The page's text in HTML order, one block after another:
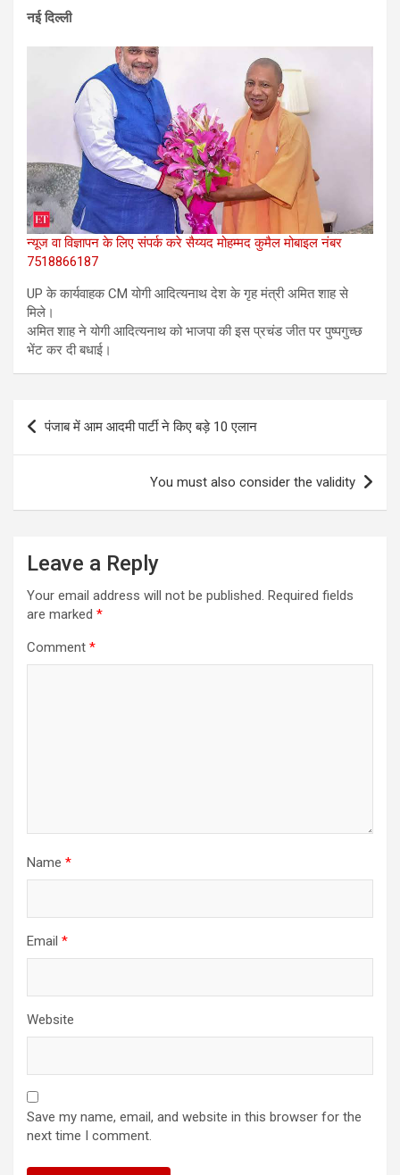
नई दिल्ली
न्यूज वा विज्ञापन के लिए संपर्क करे सैय्यद मोहम्मद कुमैल मोबाइल नंबर
7518866187
UP के कार्यवाहक CM योगी आदित्यनाथ देश के गृह मंत्री अमित शाह से
मिले।
अमित शाह ने योगी आदित्यनाथ को भाजपा की इस प्रचंड जीत पर पुष्पगुच्छ
भेंट कर दी बधाई।
Post
navigation
पंजाब में आम आदमी पार्टी ने किए बड़े 10 एलान
You must also consider the validity
Leave a Reply
Your email address will not be published. Required fields
are marked *
Comment *
Name *
Email *
Website
Save my name, email, and website in this browser for the
next time I comment.